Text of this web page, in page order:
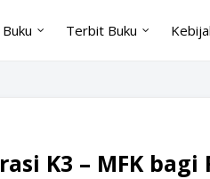
Terbit Buku
K3 – MFK bagi